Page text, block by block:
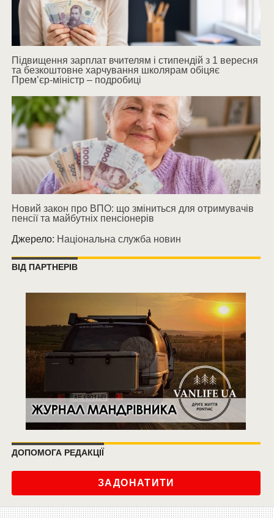
Підвищення зарплат вчителям і стипендій з 1 вересня
та безкоштовне харчування школярам обіцяє
Прем’єр-міністр – подробиці
Новий закон про ВПО: що зміниться для отримувачів
пенсії та майбутніх пенсіонерів
Джерело: Національна служба новин
ВІД ПАРТНЕРІВ
ДОПОМОГА РЕДАКЦІЇ
ЗАДОНАТИТИ